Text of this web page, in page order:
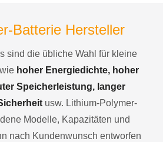
Batterie Hersteller
sind die übliche Wahl für kleine
hoher Energiedichte, hoher
Speicherleistung, langer
usw. Lithium-Polymer-
Modelle, Kapazitäten und
nach Kundenwunsch entworfen